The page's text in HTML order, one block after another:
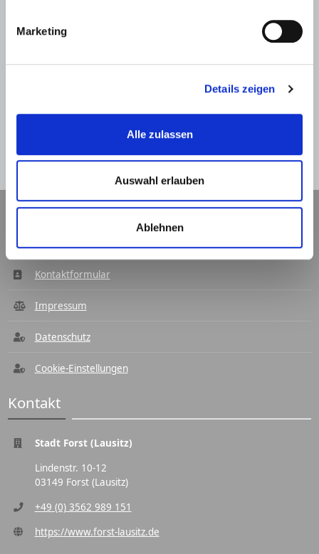
Marketing
Details zeigen
Alle zulassen
Auswahl erlauben
Ablehnen
Kontaktformular
Impressum
Datenschutz
Cookie-Einstellungen
Kontakt
Stadt Forst (Lausitz)
Lindenstr. 10-12
03149 Forst (Lausitz)
+49 (0) 3562 989 151
https://www.forst-lausitz.de